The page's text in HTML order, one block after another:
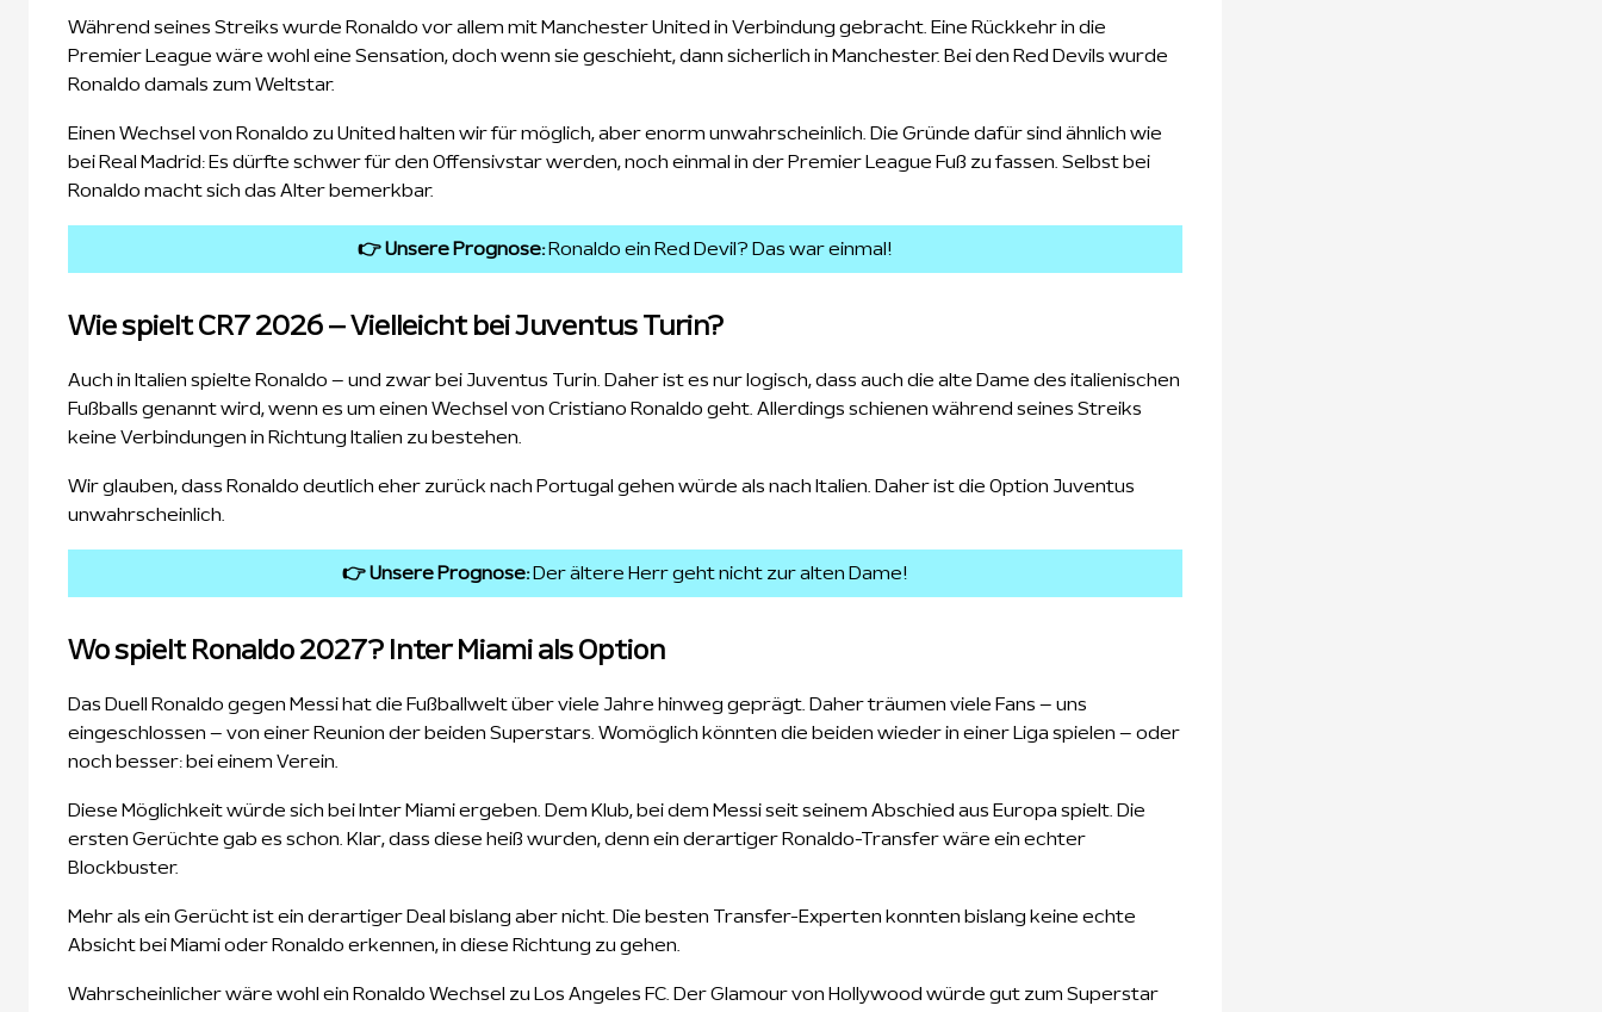
Während seines Streiks wurde Ronaldo vor allem mit Manchester United in Verbindung gebracht. Eine Rückkehr in die
Premier League wäre wohl eine Sensation, doch wenn sie geschieht, dann sicherlich in Manchester. Bei den Red Devils wurde
Ronaldo damals zum Weltstar.
Einen Wechsel von Ronaldo zu United halten wir für möglich, aber enorm unwahrscheinlich. Die Gründe dafür sind ähnlich wie
bei Real Madrid: Es dürfte schwer für den Offensivstar werden, noch einmal in der Premier League Fuß zu fassen. Selbst bei
Ronaldo macht sich das Alter bemerkbar.
👉 Unsere Prognose:Ronaldo ein Red Devil? Das war einmal!
Wie spielt CR7 2026 – Vielleicht bei Juventus Turin?
Auch in Italien spielte Ronaldo – und zwar bei Juventus Turin. Daher ist es nur logisch, dass auch die alte Dame des italienischen
Fußballs genannt wird, wenn es um einen Wechsel von Cristiano Ronaldo geht. Allerdings schienen während seines Streiks
keine Verbindungen in Richtung Italien zu bestehen.
Wir glauben, dass Ronaldo deutlich eher zurück nach Portugal gehen würde als nach Italien. Daher ist die Option Juventus
unwahrscheinlich.
👉 Unsere Prognose:Der ältere Herr geht nicht zur alten Dame!
Wo spielt Ronaldo 2027? Inter Miami als Option
Das Duell Ronaldo gegen Messi hat die Fußballwelt über viele Jahre hinweg geprägt. Daher träumen viele Fans – uns
eingeschlossen – von einer Reunion der beiden Superstars. Womöglich könnten die beiden wieder in einer Liga spielen – oder
noch besser: bei einem Verein.
Diese Möglichkeit würde sich bei Inter Miami ergeben. Dem Klub, bei dem Messi seit seinem Abschied aus Europa spielt. Die
ersten Gerüchte gab es schon. Klar, dass diese heiß wurden, denn ein derartiger Ronaldo-Transfer wäre ein echter
Blockbuster.
Mehr als ein Gerücht ist ein derartiger Deal bislang aber nicht. Die besten Transfer-Experten konnten bislang keine echte
Absicht bei Miami oder Ronaldo erkennen, in diese Richtung zu gehen.
Wahrscheinlicher wäre wohl ein Ronaldo Wechsel zu Los Angeles FC. Der Glamour von Hollywood würde gut zum Superstar